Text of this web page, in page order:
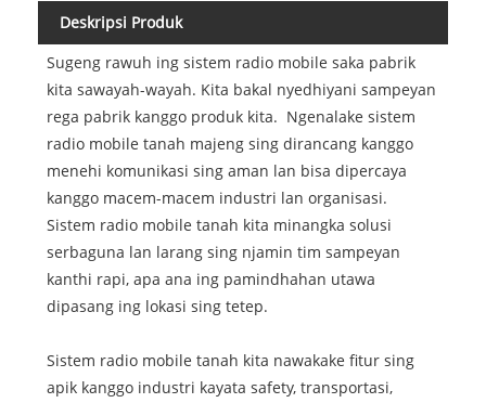
Deskripsi Produk
Sugeng rawuh ing sistem radio mobile saka pabrik
kita sawayah-wayah. Kita bakal nyedhiyani sampeyan
rega pabrik kanggo produk kita. Ngenalake sistem
radio mobile tanah majeng sing dirancang kanggo
menehi komunikasi sing aman lan bisa dipercaya
kanggo macem-macem industri lan organisasi.
Sistem radio mobile tanah kita minangka solusi
serbaguna lan larang sing njamin tim sampeyan
kanthi rapi, apa ana ing pamindhahan utawa
dipasang ing lokasi sing tetep.
Sistem radio mobile tanah kita nawakake fitur sing
apik kanggo industri kayata safety, transportasi,